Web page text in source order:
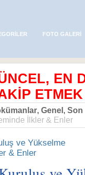
FOTO GALERI
EN
, Genel, Son
İlkler & Enler